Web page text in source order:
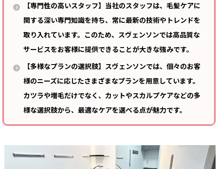
【専門性の高いスタッフ】当社のスタッフは、毛髪ケアに
関する深い専門知識を持ち、常に最新の技術やトレンドを
取り入れています。このため、スヴェンソンでは高品質な
サービスをお客様に提供できることが大きな強みです。
【多様なプランの選択肢】スヴェンソンでは、個々のお客
様のニーズに応じたさまざまなプランを用意しています。
カツラや増毛だけでなく、カットやスカルプケアなどの多
様な選択肢から、最適なケアを選べる点が魅力です。